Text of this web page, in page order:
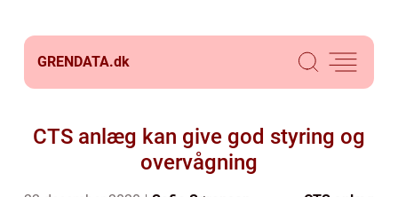
GRENDATA.dk
CTS anlæg kan give god styring og
overvågning